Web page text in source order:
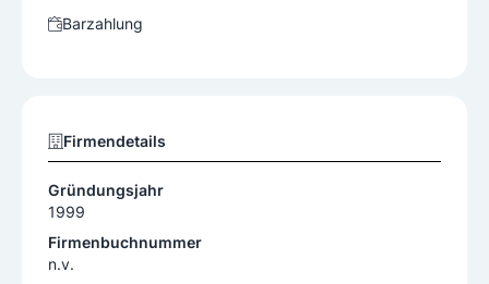
Barzahlung
Firmendetails
Gründungsjahr
1999
Firmenbuchnummer
n.v.